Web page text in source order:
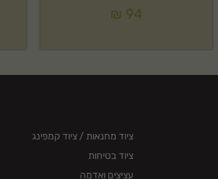
₪ 94
ציוד מחנאות / ציוד קמפינג
ציוד בטיחות
עציצים ואדמה